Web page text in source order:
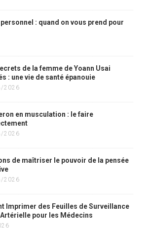
: quand on vous prend pour
de la femme de Yoann Usai
: une vie de santé épanouie
2026
en musculation : le faire
2026
de maîtriser le pouvoir de la pensée
2026
Imprimer des Feuilles de Surveillance
pour les Médecins